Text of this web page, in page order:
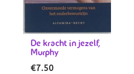
De kracht in jezelf,
Murphy
€7.50